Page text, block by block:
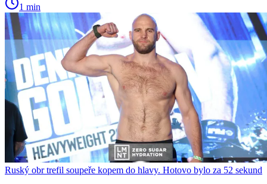
1 min
Ruský obr trefil soupeře kopem do hlavy. Hotovo bylo za 52 sekund